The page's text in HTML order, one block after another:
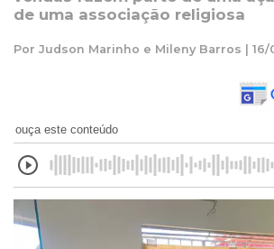
de uma associação religiosa
Por Judson Marinho e Mileny Barros | 16/
ouça este conteúdo